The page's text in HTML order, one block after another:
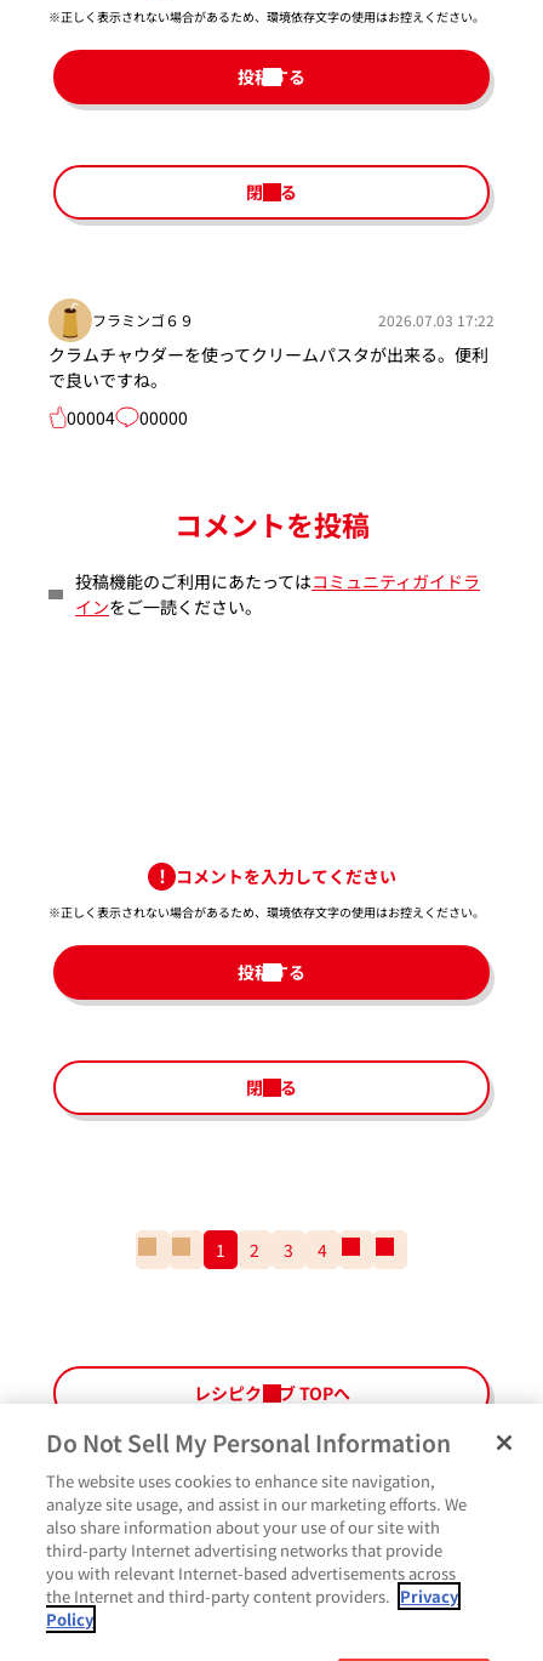
※正しく表示されない場合があるため、環境依存文字の使用はお控えください。​
投稿する
閉じる
フラミンゴ６９ 2026.07.03 17:22
クラムチャウダーを使ってクリームパスタが出来る。便利
で良いですね。
00004
00000
コメントを投稿
投稿機能のご利用にあたってはコミュニティガイドラ
インをご一読ください。
コメントを入力してください
※正しく表示されない場合があるため、環境依存文字の使用はお控えください。​
投稿する
閉じる
番
ペ
ー
ジ
の
1 2 3 4
の
番
ペ
ー
レシピクラブ TOPへ
作ったよ
ペ
ー
ジ
最
上
部
よくあるご質問 ご利用規約Glicoメンバーズ会員規約プライバシーポリシー
サイトマップお問い合わせCookie設定Glicoホームページ
Do Not Sell My Personal Information
The website uses cookies to enhance site navigation,
analyze site usage, and assist in our marketing efforts. We
also share information about your use of our site with
third-party Internet advertising networks that provide
you with relevant Internet-based advertisements across
the Internet and third-party content providers. Privacy
Policy